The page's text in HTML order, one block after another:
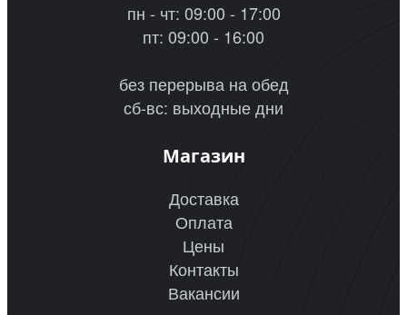
пн - чт: 09:00 - 17:00
пт: 09:00 - 16:00
без перерыва на обед
сб-вс: выходные дни
Магазин
Доставка
Оплата
Цены
Контакты
Вакансии